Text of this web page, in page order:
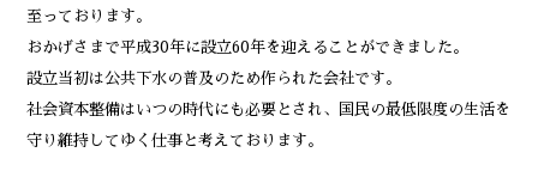
至っております。
おかげさまで平成30年に設立60年を迎えることができました。
設立当初は公共下水の普及のため作られた会社です。
社会資本整備はいつの時代にも必要とされ、国民の最低限度の生活を
守り維持してゆく仕事と考えております。